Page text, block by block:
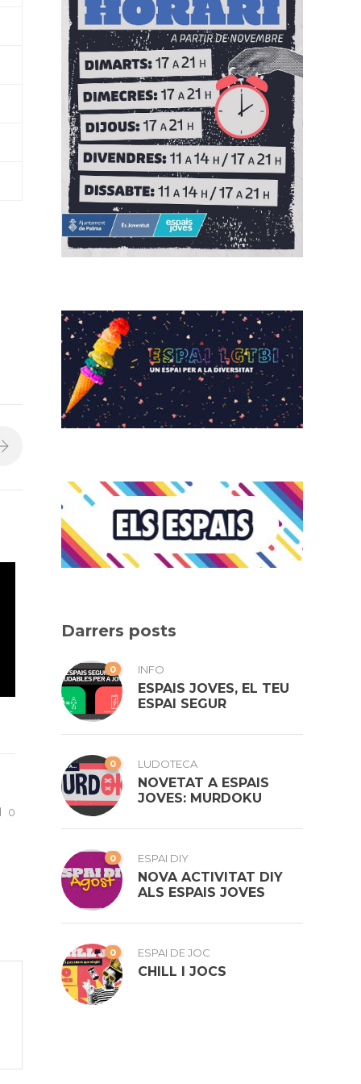
0
Darrers posts
0 INFO
ESPAIS JOVES, EL TEU
ESPAI SEGUR
0 LUDOTECA
NOVETAT A ESPAIS
JOVES: MURDOKU
0 ESPAI DIY
NOVA ACTIVITAT DIY
ALS ESPAIS JOVES
0 ESPAI DE JOC
CHILL I JOCS